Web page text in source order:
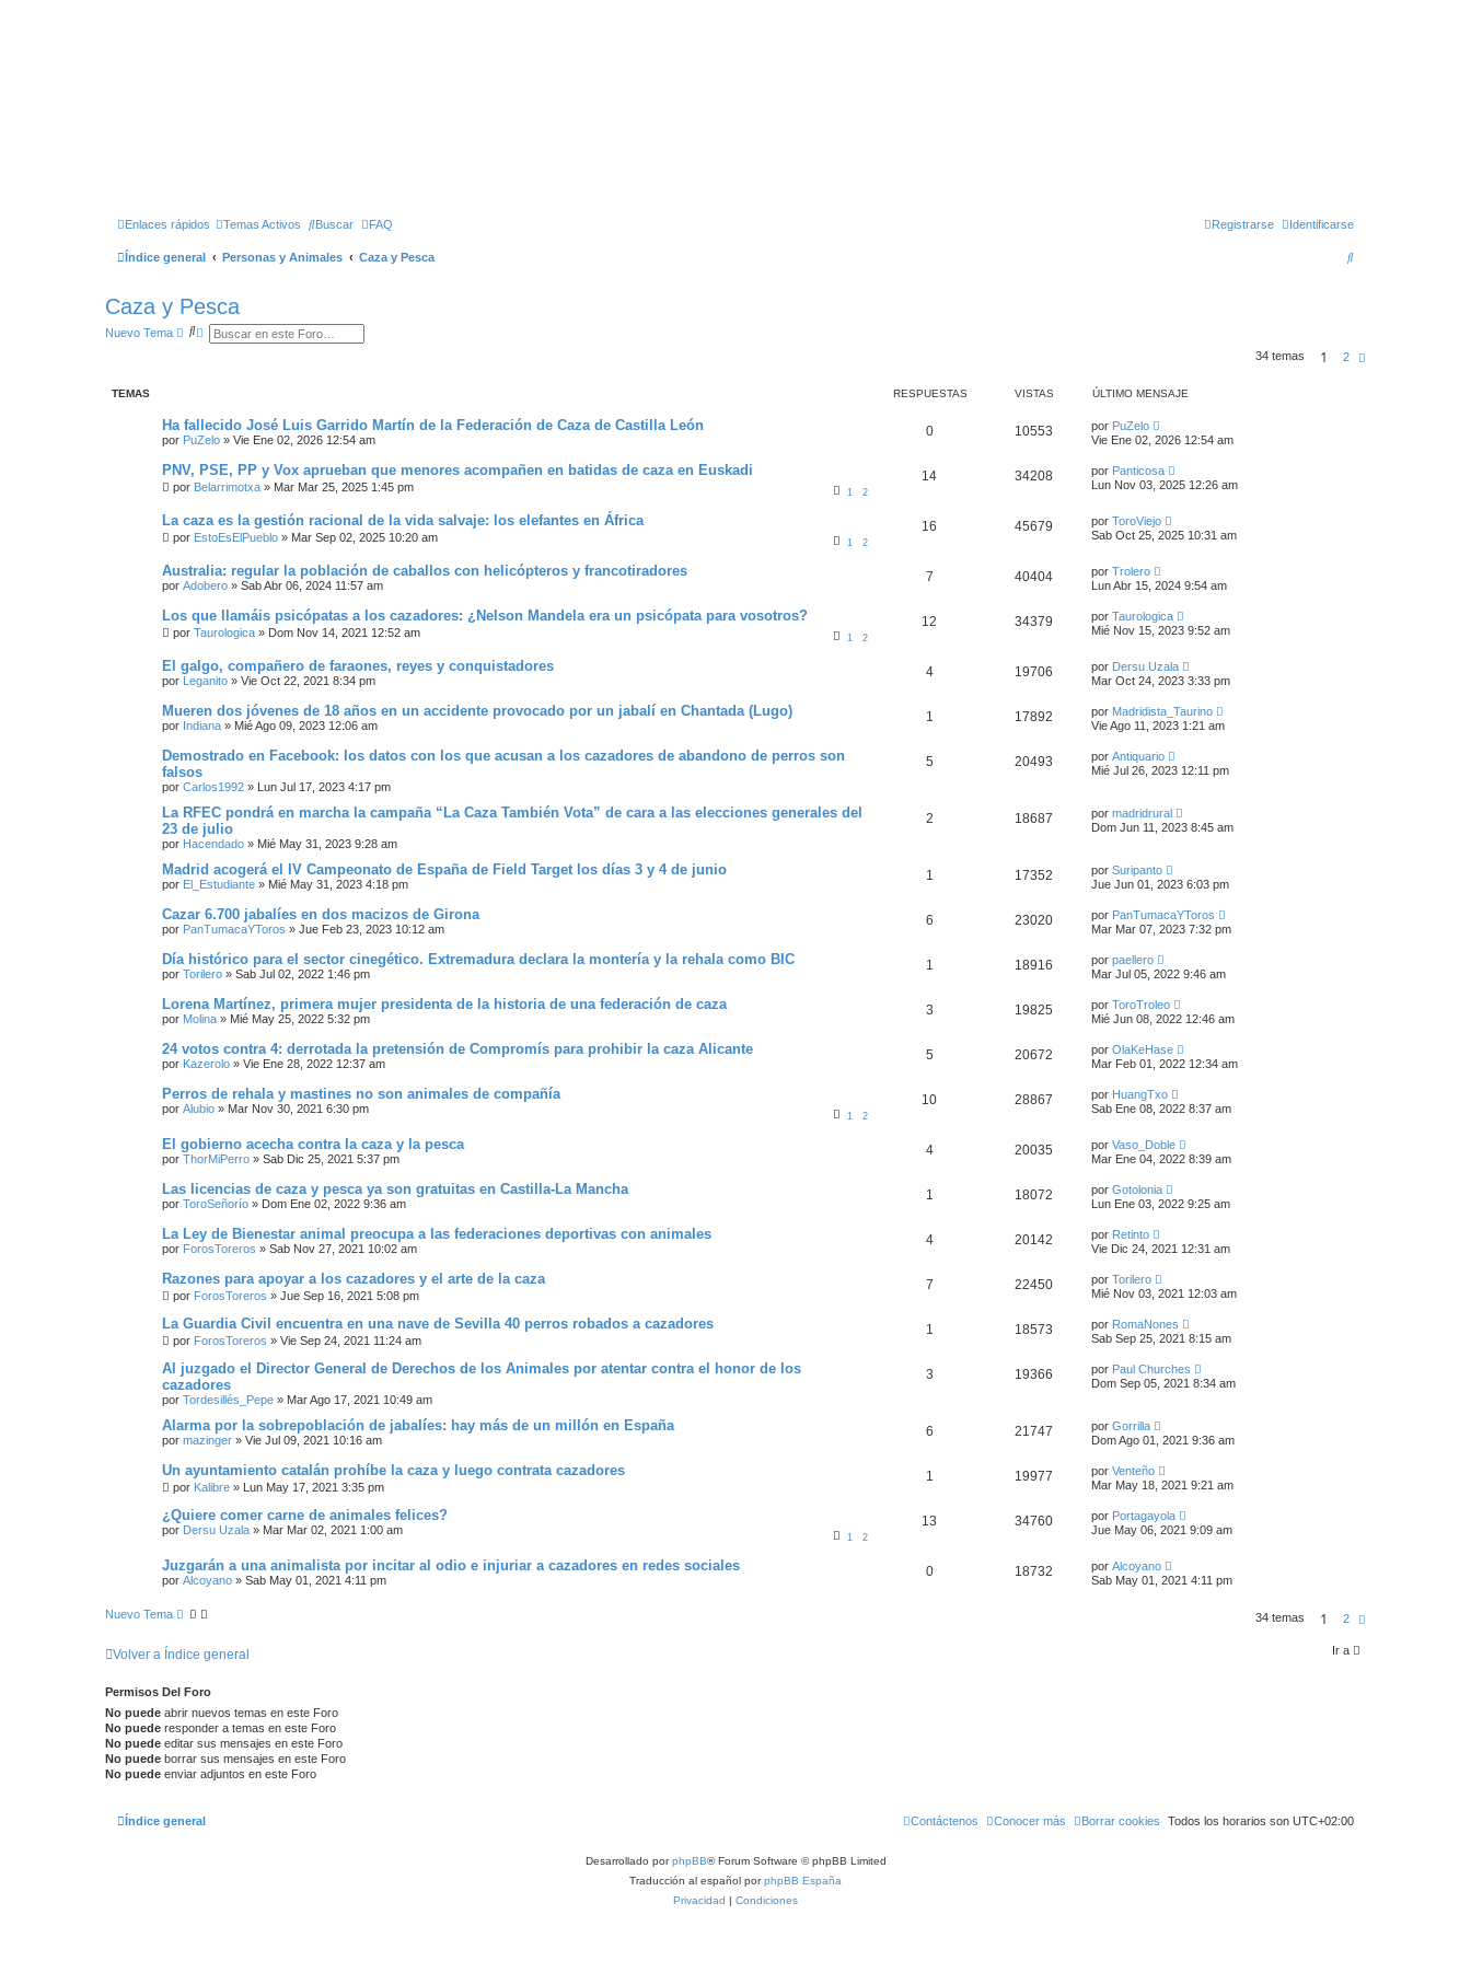
Enlaces rápidos Temas Activos Buscar FAQ Identificarse
Registrarse
Índice general Personas y Animales Caza y Pesca
B
Caza y Pesca
Nuevo Tema
B B
A
A
V
N
Z
A
34 temas 1 2
TEMAS RESPUESTAS VISTAS ÚLTIMO MENSAJE
Ha fallecido José Luis Garrido Martín de la Federación de Caza de Castilla León
por PuZelo » Vie Ene 02, 2026 12:54 am
0 10553 por PuZelo
Vie Ene 02, 2026 12:54 am
PNV, PSE, PP y Vox aprueban que menores acompañen en batidas de caza en Euskadi
por Belarrimotxa » Mar Mar 25, 2025 1:45 pm 1 2
14 34208 por Panticosa
Lun Nov 03, 2025 12:26 am
La caza es la gestión racional de la vida salvaje: los elefantes en África
por EstoEsElPueblo » Mar Sep 02, 2025 10:20 am 1 2
16 45679 por ToroViejo
Sab Oct 25, 2025 10:31 am
Australia: regular la población de caballos con helicópteros y francotiradores
por Adobero » Sab Abr 06, 2024 11:57 am
7 40404 por Trolero
Lun Abr 15, 2024 9:54 am
Los que llamáis psicópatas a los cazadores: ¿Nelson Mandela era un psicópata para vosotros?
por Taurologica » Dom Nov 14, 2021 12:52 am 1 2
12 34379 por Taurologica
Mié Nov 15, 2023 9:52 am
El galgo, compañero de faraones, reyes y conquistadores
por Leganito » Vie Oct 22, 2021 8:34 pm
4 19706 por Dersu Uzala
Mar Oct 24, 2023 3:33 pm
Mueren dos jóvenes de 18 años en un accidente provocado por un jabalí en Chantada (Lugo)
por Indiana » Mié Ago 09, 2023 12:06 am
1 17892 por Madridista_Taurino
Vie Ago 11, 2023 1:21 am
Demostrado en Facebook: los datos con los que acusan a los cazadores de abandono de perros son
falsos
por Carlos1992 » Lun Jul 17, 2023 4:17 pm
5 20493 por Antiquario
Mié Jul 26, 2023 12:11 pm
La RFEC pondrá en marcha la campaña “La Caza También Vota” de cara a las elecciones generales del
23 de julio
por Hacendado » Mié May 31, 2023 9:28 am
2 18687 por madridrural
Dom Jun 11, 2023 8:45 am
Madrid acogerá el IV Campeonato de España de Field Target los días 3 y 4 de junio
por El_Estudiante » Mié May 31, 2023 4:18 pm
1 17352 por Suripanto
Jue Jun 01, 2023 6:03 pm
Cazar 6.700 jabalíes en dos macizos de Girona
por PanTumacaYToros » Jue Feb 23, 2023 10:12 am
6 23020 por PanTumacaYToros
Mar Mar 07, 2023 7:32 pm
Día histórico para el sector cinegético. Extremadura declara la montería y la rehala como BIC
por Torilero » Sab Jul 02, 2022 1:46 pm
1 18916 por paellero
Mar Jul 05, 2022 9:46 am
Lorena Martínez, primera mujer presidenta de la historia de una federación de caza
por Molina » Mié May 25, 2022 5:32 pm
3 19825 por ToroTroleo
Mié Jun 08, 2022 12:46 am
24 votos contra 4: derrotada la pretensión de Compromís para prohibir la caza Alicante
por Kazerolo » Vie Ene 28, 2022 12:37 am
5 20672 por OlaKeHase
Mar Feb 01, 2022 12:34 am
Perros de rehala y mastines no son animales de compañía
por Alubio » Mar Nov 30, 2021 6:30 pm
1 2
10 28867 por HuangTxo
Sab Ene 08, 2022 8:37 am
El gobierno acecha contra la caza y la pesca
por ThorMiPerro » Sab Dic 25, 2021 5:37 pm
4 20035 por Vaso_Doble
Mar Ene 04, 2022 8:39 am
Las licencias de caza y pesca ya son gratuitas en Castilla-La Mancha
por ToroSeñorío » Dom Ene 02, 2022 9:36 am
1 18072 por Gotolonia
Lun Ene 03, 2022 9:25 am
La Ley de Bienestar animal preocupa a las federaciones deportivas con animales
por ForosToreros » Sab Nov 27, 2021 10:02 am
4 20142 por Retinto
Vie Dic 24, 2021 12:31 am
Razones para apoyar a los cazadores y el arte de la caza
por ForosToreros » Jue Sep 16, 2021 5:08 pm
7 22450 por Torilero
Mié Nov 03, 2021 12:03 am
La Guardia Civil encuentra en una nave de Sevilla 40 perros robados a cazadores
por ForosToreros » Vie Sep 24, 2021 11:24 am
1 18573 por RomaNones
Sab Sep 25, 2021 8:15 am
Al juzgado el Director General de Derechos de los Animales por atentar contra el honor de los
cazadores
por Tordesillés_Pepe » Mar Ago 17, 2021 10:49 am
3 19366 por Paul Churches
Dom Sep 05, 2021 8:34 am
Alarma por la sobrepoblación de jabalíes: hay más de un millón en España
por mazinger » Vie Jul 09, 2021 10:16 am
6 21747 por Gorrilla
Dom Ago 01, 2021 9:36 am
Un ayuntamiento catalán prohíbe la caza y luego contrata cazadores
por Kalibre » Lun May 17, 2021 3:35 pm
1 19977 por Venteño
Mar May 18, 2021 9:21 am
¿Quiere comer carne de animales felices?
por Dersu Uzala » Mar Mar 02, 2021 1:00 am
1 2
13 34760 por Portagayola
Jue May 06, 2021 9:09 am
Juzgarán a una animalista por incitar al odio e injuriar a cazadores en redes sociales
por Alcoyano » Sab May 01, 2021 4:11 pm
0 18732 por Alcoyano
Sab May 01, 2021 4:11 pm
Nuevo Tema 34 temas 1 2
Volver a Índice general Ir a
Permisos Del Foro
No puede abrir nuevos temas en este Foro
No puede responder a temas en este Foro
No puede editar sus mensajes en este Foro
No puede borrar sus mensajes en este Foro
No puede enviar adjuntos en este Foro
Índice general Todos los horarios son UTC+02:00
Borrar cookies
Conocer más
Contáctenos
Desarrollado porphpBB® Forum Software © phpBB Limited
Traducción al español porphpBB España
Privacidad | Condiciones